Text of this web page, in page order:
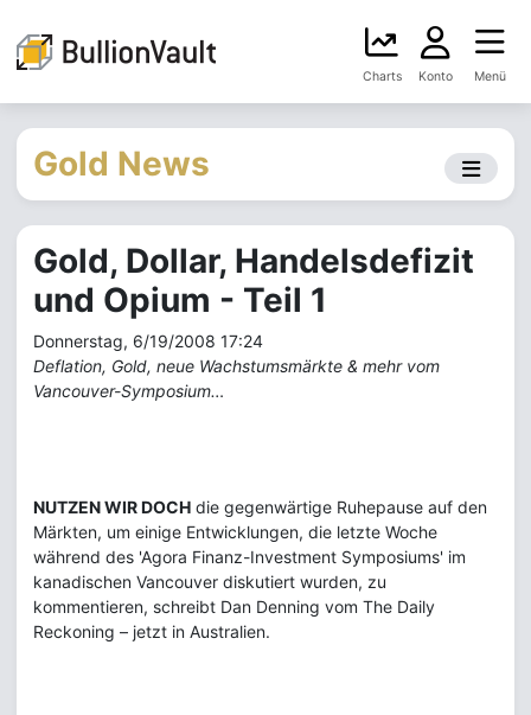
Charts Konto Menü
Gold News
Gold, Dollar, Handelsdefizit
und Opium - Teil 1
Donnerstag, 6/19/2008 17:24
Deflation, Gold, neue Wachstumsmärkte & mehr vom
Vancouver-Symposium…
NUTZEN WIR DOCH die gegenwärtige Ruhepause auf den
Märkten, um einige Entwicklungen, die letzte Woche
während des 'Agora Finanz-Investment Symposiums' im
kanadischen Vancouver diskutiert wurden, zu
kommentieren, schreibt Dan Denning vom The Daily
Reckoning – jetzt in Australien.